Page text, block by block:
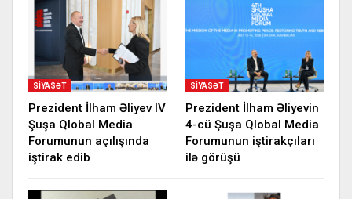
SIYASƏT
Prezident İlham Əliyev IV
Şuşa Qlobal Media
Forumunun açılışında
iştirak edib
SIYASƏT
Prezident İlham Əliyevin
4-cü Şuşa Qlobal Media
Forumunun iştirakçıları
ilə görüşü